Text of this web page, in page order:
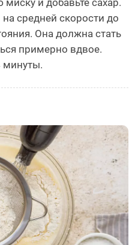
средней скорости до
Она должна стать
примерно вдвое.
минуты.